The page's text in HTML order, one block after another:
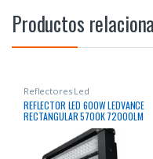
Productos
Reflectores Led
REFLECTOR LED 600W LEDVANCE
RECTANGULAR 5700K 72000LM